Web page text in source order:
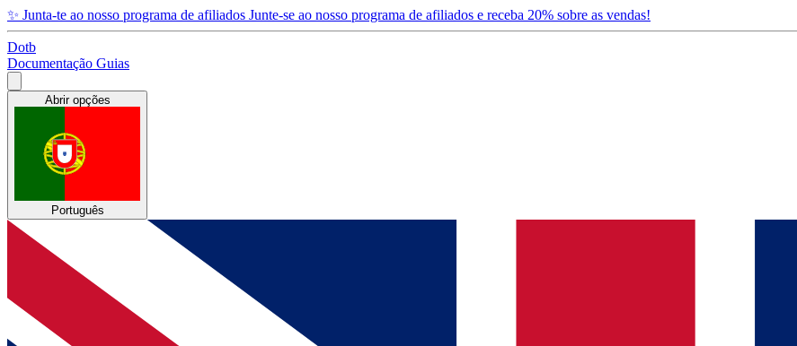
✨ Junta-te ao nosso programa de afiliados Junte-se ao nosso programa de afiliados e receba 20% sobre as vendas!
Dotb
Documentação Guias
Abrir opções
Português